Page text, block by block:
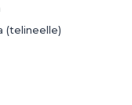
(telineelle)